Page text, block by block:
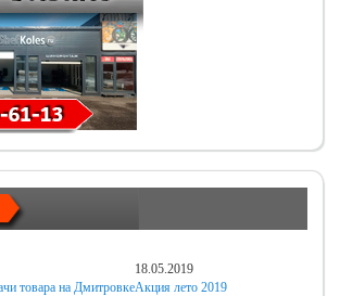
товара на Дмитровке
18.05.2019
Акция лето 2019